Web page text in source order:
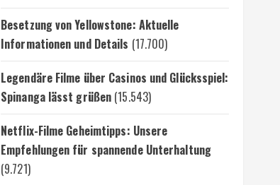
Besetzung von Yellowstone: Aktuelle
Informationen und Details (17.700)
Legendäre Filme über Casinos und Glücksspiel:
Spinanga lässt grüßen (15.543)
Netflix-Filme Geheimtipps: Unsere
Empfehlungen für spannende Unterhaltung
(9.721)